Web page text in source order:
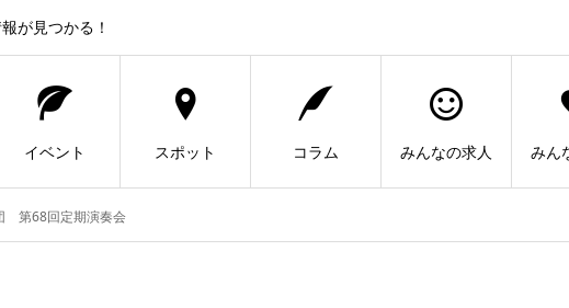
が見つかる！
イベント スポット コラム みんなの求人 みん
第68回定期演奏会